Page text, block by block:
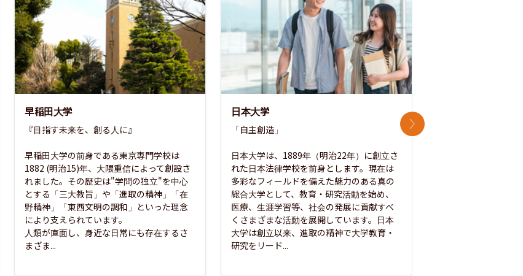
早稲田大学
『目指す未来を、創る人に』
早稲田大学の前身である東京専門学校は
1882 (明治15)年、大隈重信によって創設さ
れました。その歴史は"学問の独立"を中心
とする「三大教旨」や「進取の精神」「在
野精神」「東西文明の調和」といった理念
により支えられています。
人類が直面し、身近な日常にも存在するさ
まざま...
日本大学
「自主創造」
日本大学は、1889年（明治22年）に創立さ
れた日本法律学校を前身とします。現在は
多彩なフィールドを備えた魅力のある真の
総合大学として、教育・研究活動を始め、
医療、生涯学習等、社会の発展に貢献すべ
くさまざまな活動を展開しています。日本
大学は創立以来、進取の精神で大学教育・
研究をリード...
次のスライド